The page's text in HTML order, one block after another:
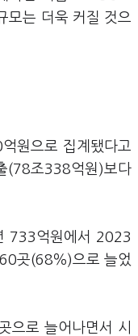
모는 더욱 커질 것으
원으로 집계됐다고
(78조338억원)보다
733억원에서 2023
곳(68％)으로 늘었
으로 늘어나면서 시